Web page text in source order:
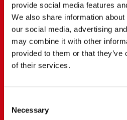
provide social media features
We also share information
our social media, advertising
may combine it with other
provided to them or that
of their services.
Selection
Necessary
Parque Empresarial PARQUE 22
28939 ARROYOMOLINOS
BOADILLA DEL
91 668 63 40
28660 BOADILLA DEL MONTE